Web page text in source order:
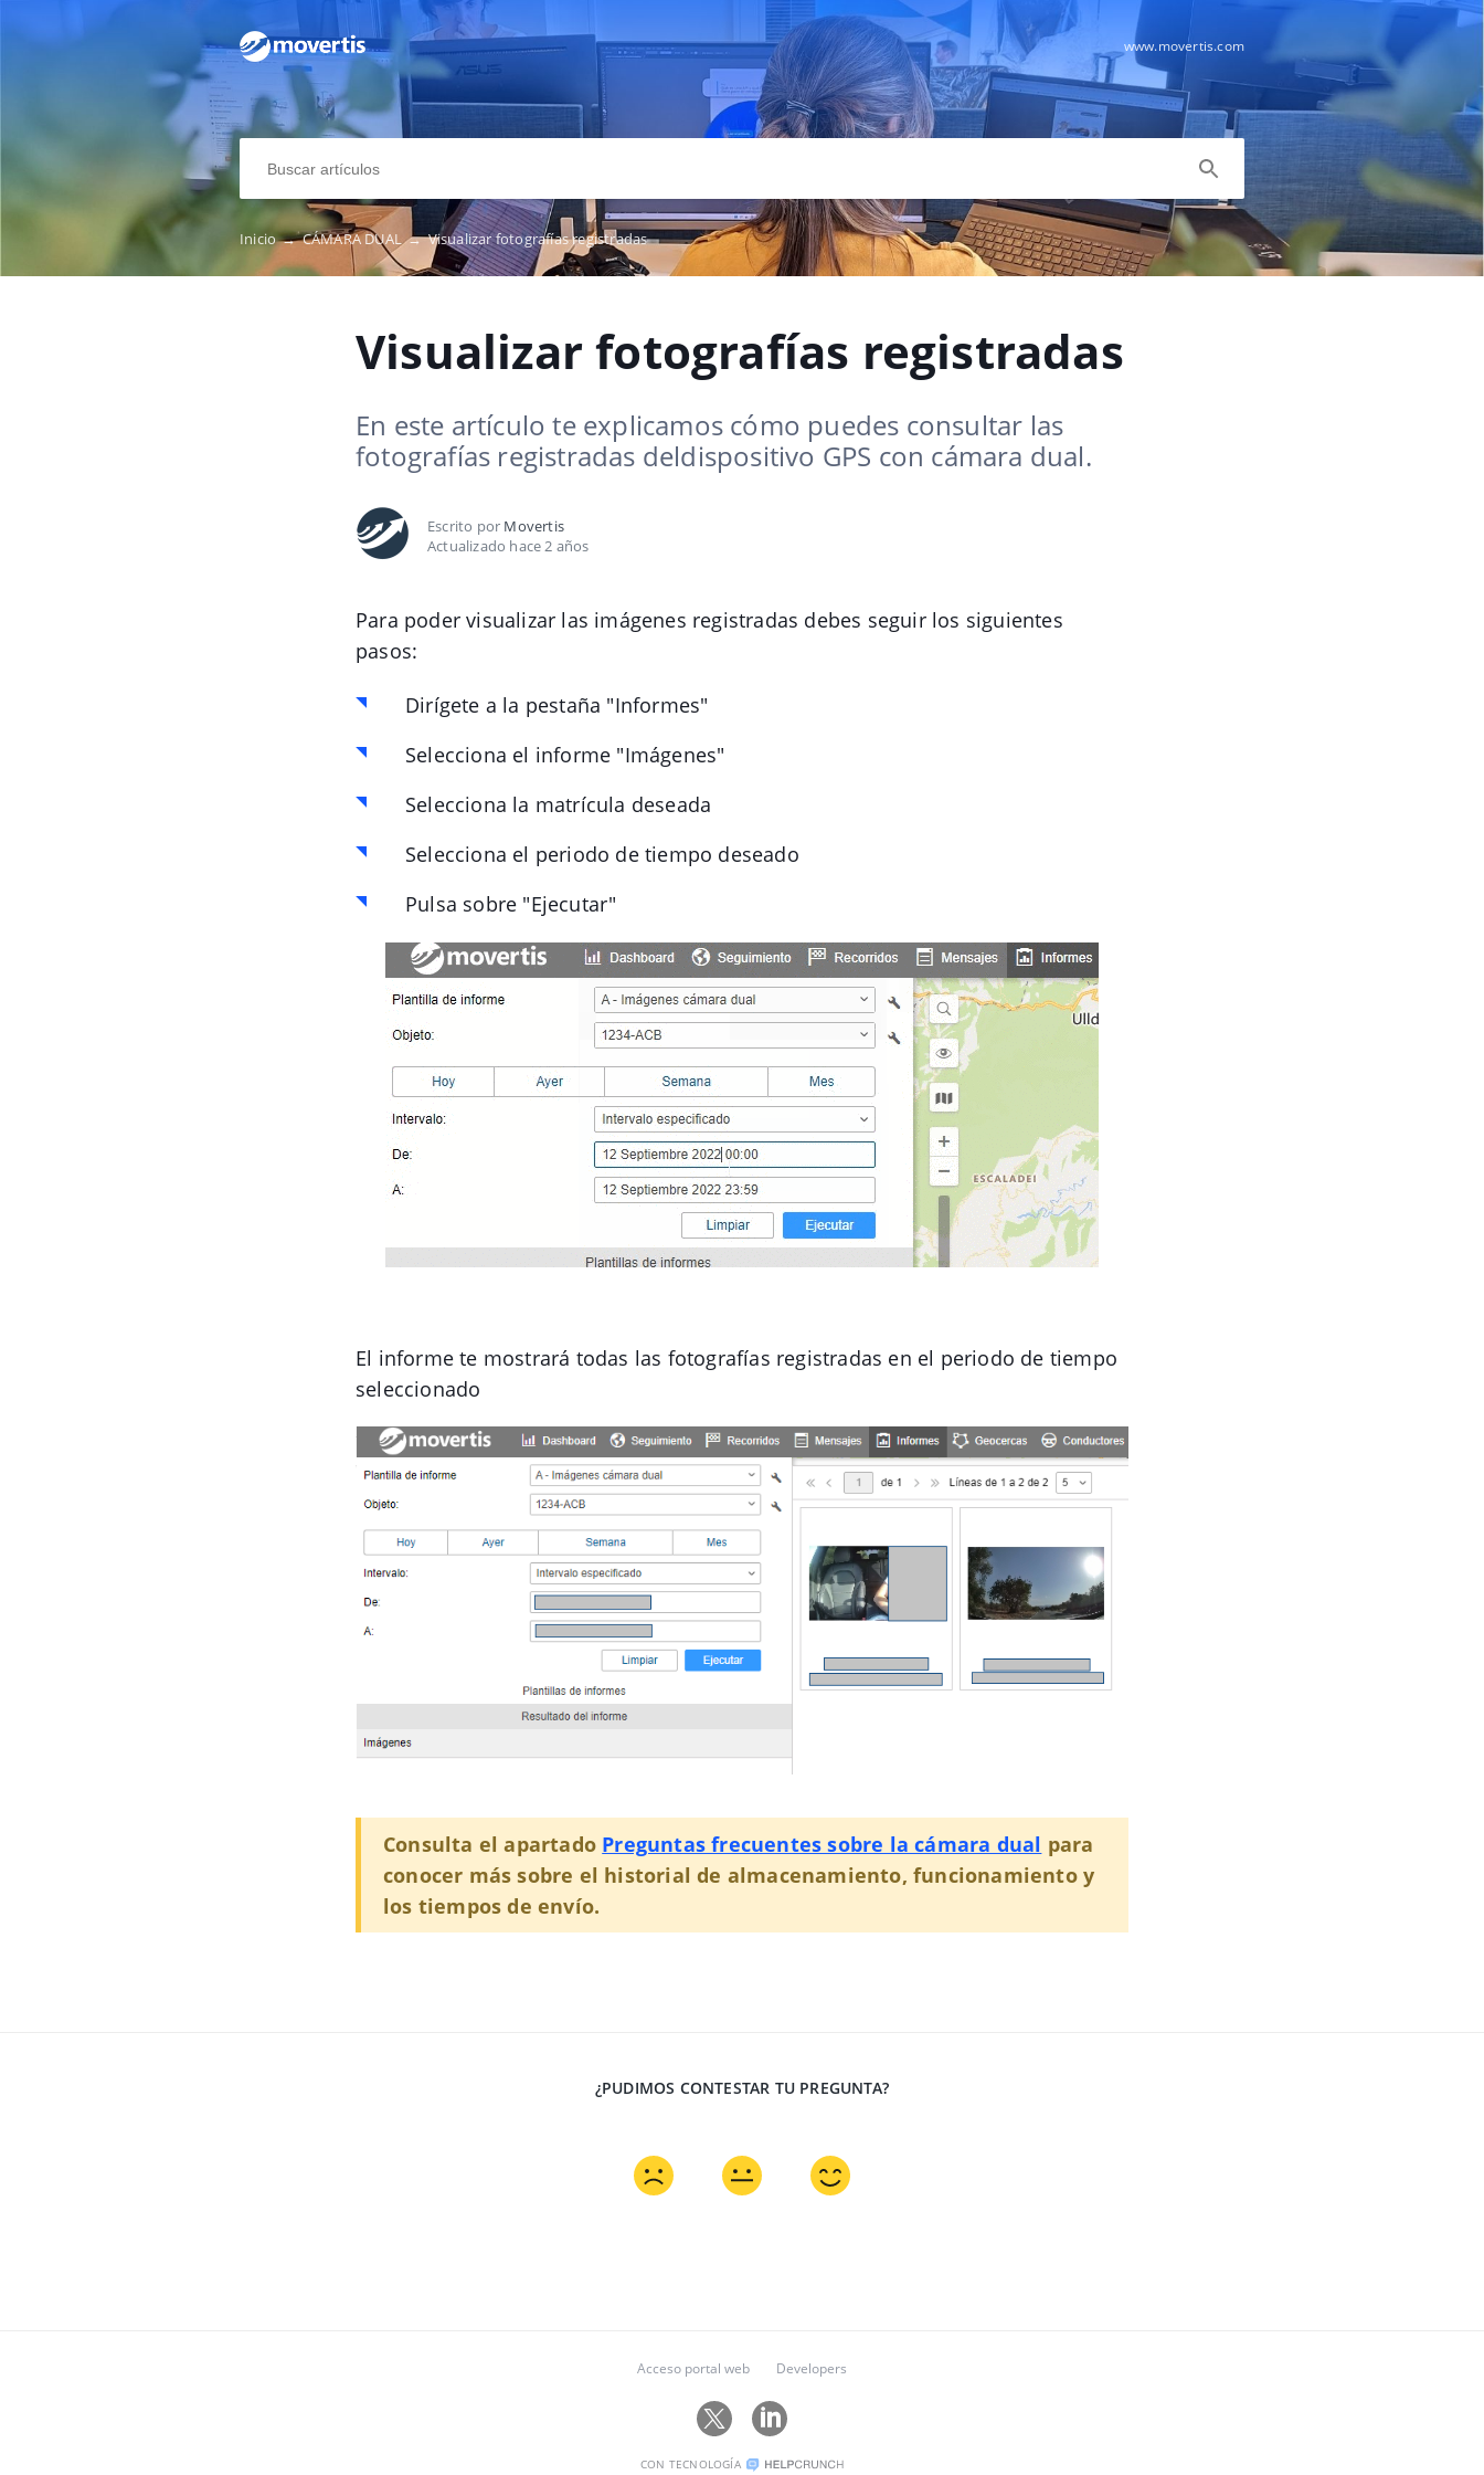
www.movertis.com
Inicio→ CÁMARA DUAL→ Visualizar fotografías registradas
Visualizar fotografías registradas
En este artículo te explicamos cómo puedes consultar las
fotografías registradas deldispositivo GPS con cámara dual.
Escrito por Movertis
Actualizado hace 2 años
Para poder visualizar las imágenes registradas debes seguir los siguientes
pasos:
Dirígete a la pestaña "Informes"
Selecciona el informe "Imágenes"
Selecciona la matrícula deseada
Selecciona el periodo de tiempo deseado
Pulsa sobre "Ejecutar"
El informe te mostrará todas las fotografías registradas en el periodo de tiempo
seleccionado
Consulta el apartado Preguntas frecuentes sobre la cámara dual para
conocer más sobre el historial de almacenamiento, funcionamiento y
los tiempos de envío.
¿PUDIMOS CONTESTAR TU PREGUNTA?
Acceso portal web Developers
CON TECNOLOGÍA